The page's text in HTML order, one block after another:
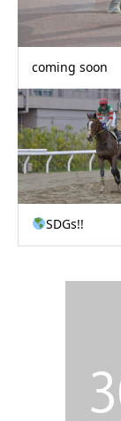
coming soon
SDGs!!